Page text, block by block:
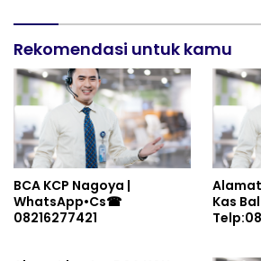
Rekomendasi untuk kamu
BCA KCP Nagoya |
WhatsApp•Cs☎
08216277421
Alamat
Kas